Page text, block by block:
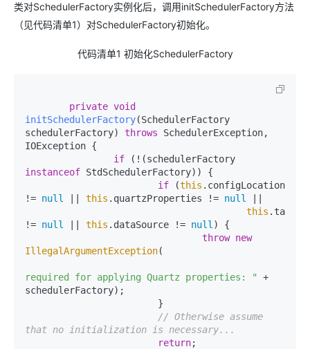
类对SchedulerFactory实例化后，调用initSchedulerFactory方法
（见代码清单1）对SchedulerFactory初始化。
代码清单1 初始化SchedulerFactory
private void
initSchedulerFactory(SchedulerFactory
schedulerFactory)
throws SchedulerException,
IOException {
if
instanceof StdSchedulerFactory)) {
if (this .configLocation
!= null this .quartzProperties != null
this
!= null this .dataSource != null ) {
throw new
IllegalArgumentException(
required for applying Quartz properties: "
+
schedulerFactory);
// Otherwise assume
that no initialization is necessary...
return;